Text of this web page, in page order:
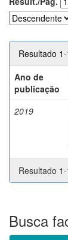
Resultado
Ano de
publicação
2019
Resultado
Busca